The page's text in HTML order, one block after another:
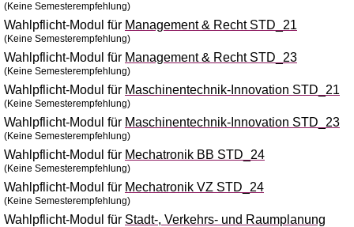
(Keine Semesterempfehlung)
Wahlpflicht-Modul für Management & Recht STD_21
(Keine Semesterempfehlung)
Wahlpflicht-Modul für Management & Recht STD_23
(Keine Semesterempfehlung)
Wahlpflicht-Modul für Maschinentechnik-Innovation STD_21
(Keine Semesterempfehlung)
Wahlpflicht-Modul für Maschinentechnik-Innovation STD_23
(Keine Semesterempfehlung)
Wahlpflicht-Modul für Mechatronik BB STD_24
(Keine Semesterempfehlung)
Wahlpflicht-Modul für Mechatronik VZ STD_24
(Keine Semesterempfehlung)
Wahlpflicht-Modul für Stadt-, Verkehrs- und Raumplanung